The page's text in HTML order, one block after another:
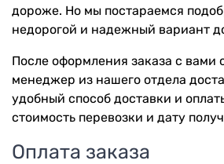
дороже. Но мы постараемся
недорогой и надежный вариант
После оформления заказа с вами
менеджер из нашего отдела
удобный способ доставки и
стоимость перевозки и дату
Оплата заказа